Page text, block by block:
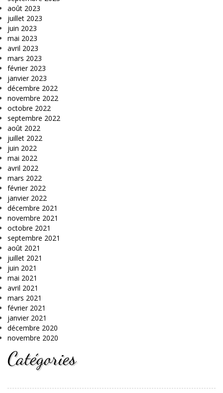
août 2023
juillet 2023
juin 2023
mai 2023
avril 2023
mars 2023
février 2023
janvier 2023
décembre 2022
novembre 2022
octobre 2022
septembre 2022
août 2022
juillet 2022
juin 2022
mai 2022
avril 2022
mars 2022
février 2022
janvier 2022
décembre 2021
novembre 2021
octobre 2021
septembre 2021
août 2021
juillet 2021
juin 2021
mai 2021
avril 2021
mars 2021
février 2021
janvier 2021
décembre 2020
novembre 2020
Catégories